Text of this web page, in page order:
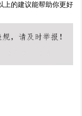
上的建议能帮助你更好